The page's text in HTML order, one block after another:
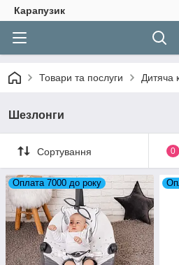
Карапузик
Товари та послуги Дитяча
Шезлонги
Сортування 0
Оплата 7000 до року